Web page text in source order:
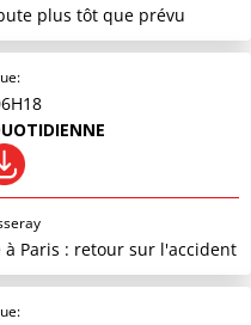
plus tôt que prévu
Paris : retour sur l'accident